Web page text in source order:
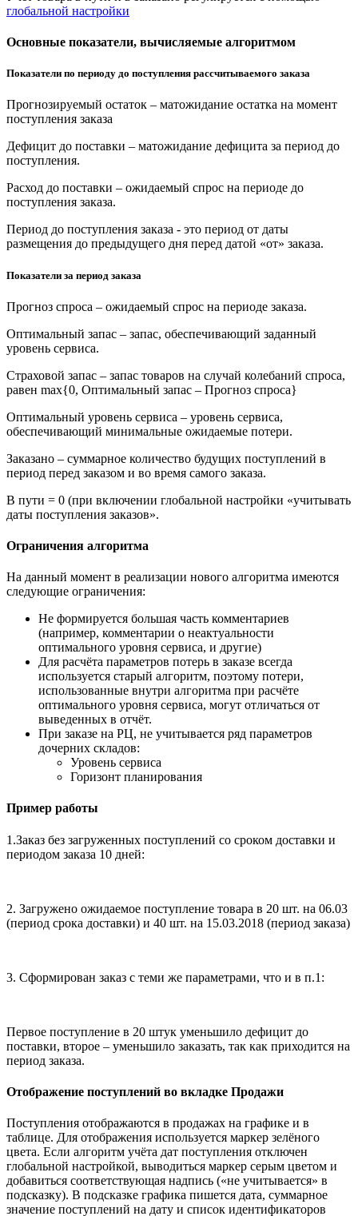
глобальной настройки
Основные показатели, вычисляемые алгоритмом
Показатели по периоду до поступления рассчитываемого заказа
Прогнозируемый остаток – матожидание остатка на момент
поступления заказа
Дефицит до поставки – матожидание дефицита за период до
поступления.
Расход до поставки – ожидаемый спрос на периоде до
поступления заказа.
Период до поступления заказа - это период от даты
размещения до предыдущего дня перед датой «от» заказа.
Показатели за период заказа
Прогноз спроса – ожидаемый спрос на периоде заказа.
Оптимальный запас – запас, обеспечивающий заданный
уровень сервиса.
Страховой запас – запас товаров на случай колебаний спроса,
равен max{0, Оптимальный запас – Прогноз спроса}
Оптимальный уровень сервиса – уровень сервиса,
обеспечивающий минимальные ожидаемые потери.
Заказано – суммарное количество будущих поступлений в
период перед заказом и во время самого заказа.
В пути = 0 (при включении глобальной настройки «учитывать
даты поступления заказов».
Ограничения алгоритма
На данный момент в реализации нового алгоритма имеются
следующие ограничения:
Не формируется большая часть комментариев
(например, комментарии о неактуальности
оптимального уровня сервиса, и другие)
Для расчёта параметров потерь в заказе всегда
используется старый алгоритм, поэтому потери,
использованные внутри алгоритма при расчёте
оптимального уровня сервиса, могут отличаться от
выведенных в отчёт.
При заказе на РЦ, не учитывается ряд параметров
дочерних складов:
Уровень сервиса
Горизонт планирования
Пример работы
1.Заказ без загруженных поступлений со сроком доставки и
периодом заказа 10 дней:
2. Загружено ожидаемое поступление товара в 20 шт. на 06.03
(период срока доставки) и 40 шт. на 15.03.2018 (период заказа)
3. Сформирован заказ с теми же параметрами, что и в п.1:
Первое поступление в 20 штук уменьшило дефицит до
поставки, второе – уменьшило заказать, так как приходится на
период заказа.
Отображение поступлений во вкладке Продажи
Поступления отображаются в продажах на графике и в
таблице. Для отображения используется маркер зелёного
цвета. Если алгоритм учёта дат поступления отключен
глобальной настройкой, выводиться маркер серым цветом и
добавиться соответствующая надпись («не учитывается» в
подсказку). В подсказке графика пишется дата, суммарное
значение поступлений на дату и список идентификаторов